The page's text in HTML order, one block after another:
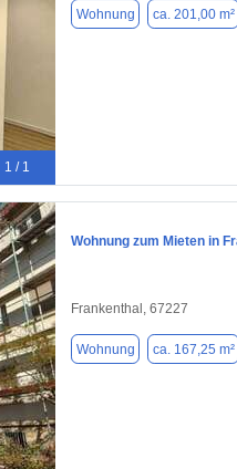
1 / 1
Wohnung ca. 201,00 m²
Wohnung zum Mieten in
Frankenthal, 67227
Wohnung ca. 167,25 m²